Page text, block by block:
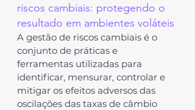
riscos cambiais: protegendo o
resultado em ambientes voláteis
A gestão de riscos cambiais é o
conjunto de práticas e
ferramentas utilizadas para
identificar, mensurar, controlar e
mitigar os efeitos adversos das
oscilações das taxas de câmbio